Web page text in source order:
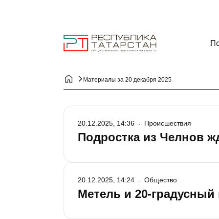
Материалы за 20 декабря 2025
Подростка из Челнов
20.12.2025, 14:36 Происшествия
Метель и 20-
20.12.2025, 14:24 Общество